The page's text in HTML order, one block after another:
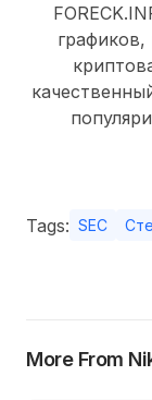
Tags: SEC
More From